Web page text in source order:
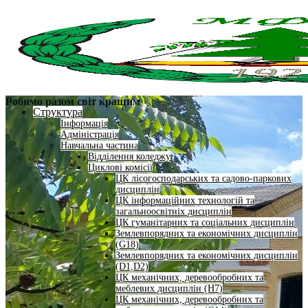
Структура
Інформація
Адміністрація
Навчальна частина
Відділення коледжу
Циклові комісії
ЦК лісогосподарських та садово-паркових
дисциплін
ЦК інформаційних технологій та
загальноосвітніх дисциплін
ЦК гуманітарних та соціальних дисциплін
Землевпорядних та економічних дисциплін
(G18)
Землевпорядних та економічних дисциплін
(D1,D2)
ЦК механічних, деревообробних та
меблевих дисциплін (H7)
ЦК механічних, деревообробних та
Робимо разом світ кращим